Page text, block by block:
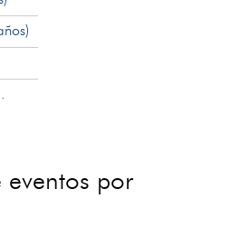
eventos por